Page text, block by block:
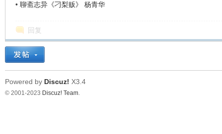
• 聊斋志异《刁梨贩》 杨青华
回复
Powered by Discuz! X3.4
© 2001-2023 Discuz! Team.